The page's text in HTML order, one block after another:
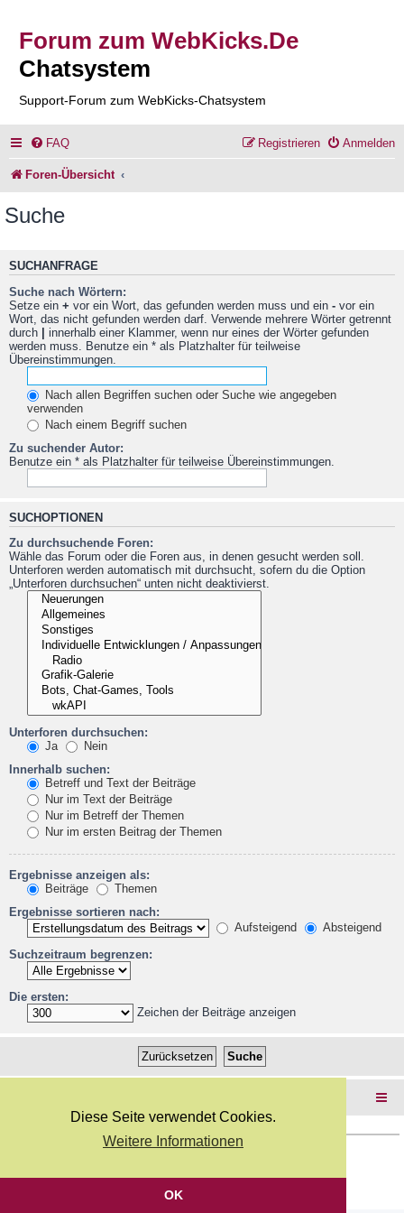
Diese Seite verwendet Cookies.
Weitere Informationen
OK
Forum zum WebKicks.De
Chatsystem
Support-Forum zum WebKicks-Chatsystem
FAQ Anmelden
Registrieren
Foren-Übersicht
Suche
SUCHANFRAGE
Suche nach Wörtern:
Setze ein + vor ein Wort, das gefunden werden muss und ein - vor ein
Wort, das nicht gefunden werden darf. Verwende mehrere Wörter getrennt
durch | innerhalb einer Klammer, wenn nur eines der Wörter gefunden
werden muss. Benutze ein * als Platzhalter für teilweise
Übereinstimmungen.
Nach allen Begriffen suchen oder Suche wie angegeben
verwenden
Nach einem Begriff suchen
Zu suchender Autor:
Benutze ein * als Platzhalter für teilweise Übereinstimmungen.
SUCHOPTIONEN
Zu durchsuchende Foren:
Wähle das Forum oder die Foren aus, in denen gesucht werden soll.
Unterforen werden automatisch mit durchsucht, sofern du die Option
„Unterforen durchsuchen“ unten nicht deaktivierst.
Unterforen durchsuchen:
Ja
Nein
Innerhalb suchen:
Betreff und Text der Beiträge
Nur im Text der Beiträge
Nur im Betreff der Themen
Nur im ersten Beitrag der Themen
Ergebnisse anzeigen als:
Beiträge
Themen
Ergebnisse sortieren nach:
Aufsteigend
Absteigend
Suchzeitraum begrenzen:
Die ersten:
Zeichen der Beiträge anzeigen
Deutsche Übersetzung durchphpBB.de